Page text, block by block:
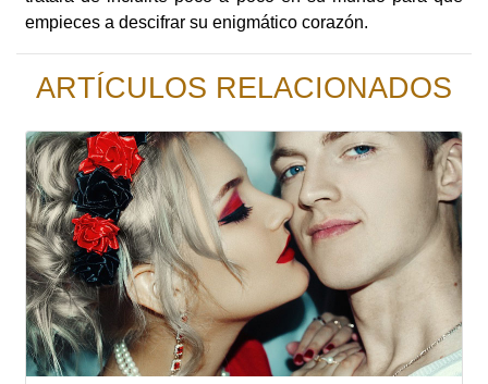
empieces a descifrar su enigmático corazón.
ARTÍCULOS RELACIONADOS